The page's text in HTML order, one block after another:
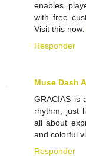
enables
with free
Visit this now:
Responder
Muse Dash
GRACIAS is
rhythm, just
all about
and colorful
Responder